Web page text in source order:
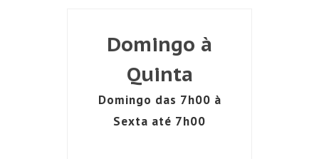
Domingo à
Quinta
Domingo das 7h00 à
Sexta até 7h00